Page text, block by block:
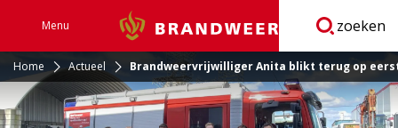
Menu Brandweer zoeken
Home Actueel Brandweervrijwilliger Anita blikt terug op